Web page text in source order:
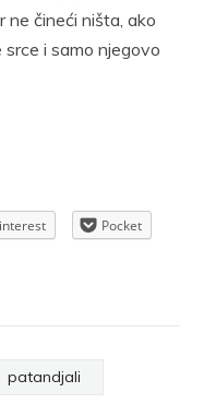
ne čineći ništa, ako
i samo njegovo
Pocket
patandjali